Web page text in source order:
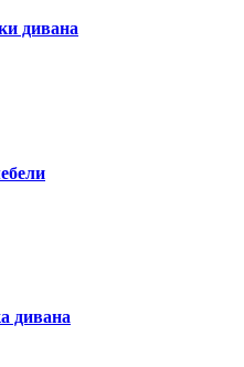
дивана
дивана